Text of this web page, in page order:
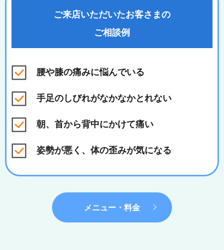
ご来店いただいたお客さまの
ご相談例
腰や膝の痛みに悩んでいる
手足のしびれがなかなかとれない
朝、首から背中にかけて痛い
姿勢が悪く、体の歪みが気になる
メニュー・料金